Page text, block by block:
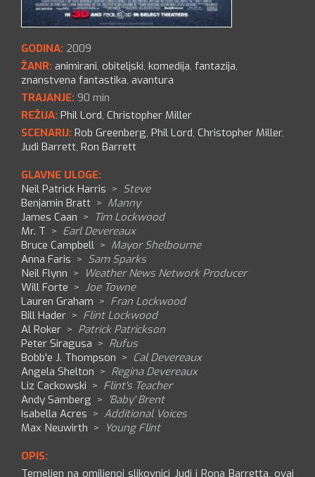
GODINA: 2009
ŽANR: animirani, obiteljski, komedija, fantazija,
znanstvena fantastika, avantura
TRAJANJE: 90 min
REŽIJA: Phil Lord, Christopher Miller
SCENARIJ: Rob Greenberg, Phil Lord, Christopher Miller,
Judi Barrett, Ron Barrett
GLAVNE ULOGE:
Neil Patrick Harris > Steve
Benjamin Bratt > Manny
James Caan > Tim Lockwood
Mr. T > Earl Devereaux
Bruce Campbell > Mayor Shelbourne
Anna Faris > Sam Sparks
Neil Flynn > Weather News Network Producer
Will Forte > Joe Towne
Lauren Graham > Fran Lockwood
Bill Hader > Flint Lockwood
Al Roker > Patrick Patrickson
Peter Siragusa > Rufus
Bobb'e J. Thompson > Cal Devereaux
Angela Shelton > Regina Devereaux
Liz Cackowski > Flint's Teacher
Andy Samberg > 'Baby' Brent
Isabella Acres > Additional Voices
Max Neuwirth > Young Flint
OPIS:
Temeljen na omiljenoj slikovnici Judi i Rona Barretta, ovaj